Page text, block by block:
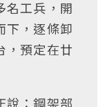
名工兵，開
下，逐條卸
，預定在廿
說：鋼架部